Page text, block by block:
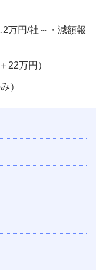
万円/社～・減額報
22万円）
）